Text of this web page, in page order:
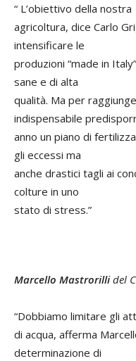
“ L’obiettivo della nostra
agricoltura, dice Carlo
intensificare le
produzioni “made in
sane e di alta
qualità. Ma per
indispensabile
anno un piano di
gli eccessi ma
anche drastici tagli ai
colture in uno
stato di stress.”
Marcello Mastrorillidel
“Dobbiamo limitare gli
di acqua, afferma
determinazione di